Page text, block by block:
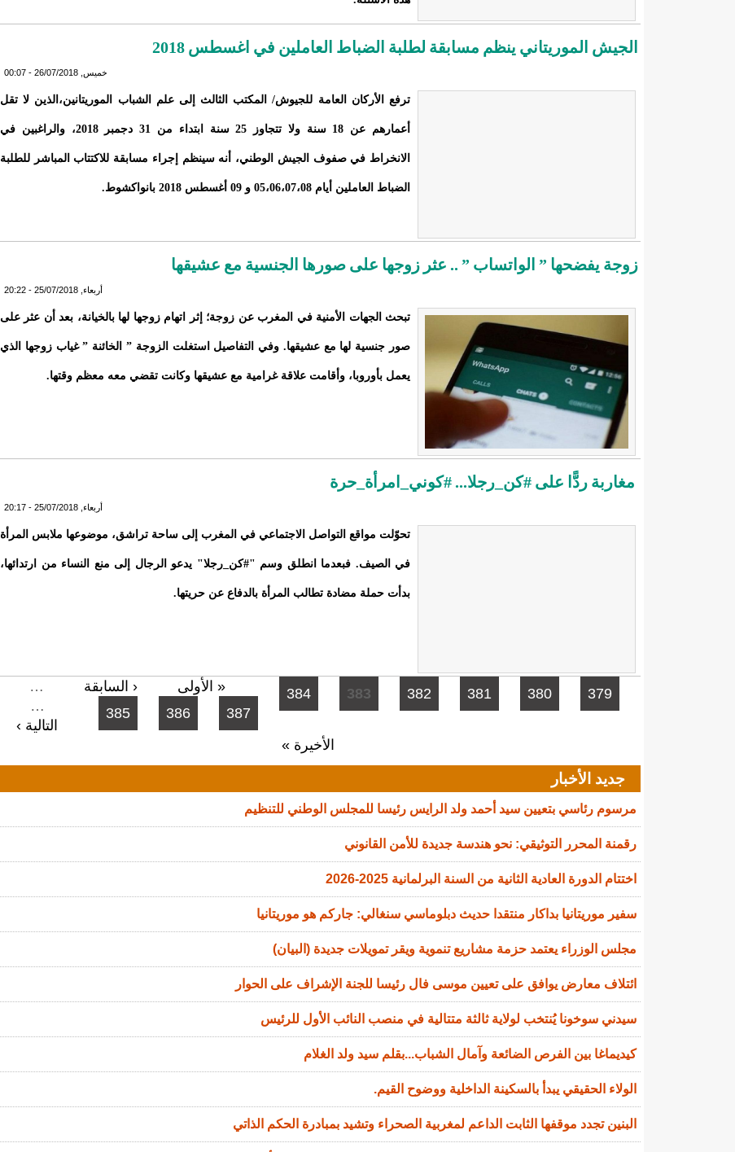
الجيش الموريتاني ينظم مسابقة لطلبة الضباط العاملين في اغسطس 2018
خميس, 26/07/2018 - 00:07
ترفع الأركان العامة للجيوش/ المكتب الثالث إلى علم الشباب الموريتانين،الذين لا تقل
أعمارهم عن 18 سنة ولا تتجاوز 25 سنة ابتداء من 31 دجمبر 2018، والراغبين في
الانخراط في صفوف الجيش الوطني، أنه سينظم إجراء مسابقة للاكتتاب المباشر للطلبة
الضباط العاملين أيام 05،06،07،08 و 09 أغسطس 2018 بانواكشوط.
زوجة يفضحها ” الواتساب ” .. عثر زوجها على صورها الجنسية مع عشيقها
أربعاء, 25/07/2018 - 20:22
تبحث الجهات الأمنية في المغرب عن زوجة؛ إثر اتهام زوجها لها بالخيانة، بعد أن عثر على
صور جنسية لها مع عشيقها. وفي التفاصيل استغلت الزوجة ” الخائنة ” غياب زوجها الذي
يعمل بأوروبا، وأقامت علاقة غرامية مع عشيقها وكانت تقضي معه معظم وقتها.
مغاربة ردًّا على #كن_رجلا... ‫#‏كوني_امرأة_حرة
أربعاء, 25/07/2018 - 20:17
تحوّلت مواقع التواصل الاجتماعي في المغرب إلى ساحة تراشق، موضوعها ملابس المرأة
في الصيف. فبعدما انطلق وسم "#كن_رجلا" يدعو الرجال إلى منع النساء من ارتدائها،
بدأت حملة مضادة تطالب المرأة بالدفاع عن حريتها.
الصفحات « الأولى ‹ السابقة … 379
380
381
382
383
384
385
386 387
…
التالية ›
الأخيرة »
جديد الأخبار
مرسوم رئاسي بتعيين سيد أحمد ولد الرايس رئيسا للمجلس الوطني للتنظيم
رقمنة المحرر التوثيقي: نحو هندسة جديدة للأمن القانوني
اختتام الدورة العادية الثانية من السنة البرلمانية 2025-2026
سفير موريتانيا بداكار منتقدا حديث دبلوماسي سنغالي: جاركم هو موريتانيا
مجلس الوزراء يعتمد حزمة مشاريع تنموية ويقر تمويلات جديدة (البيان)
ائتلاف معارض يوافق على تعيين موسى فال رئيسا للجنة الإشراف على الحوار
سيدني سوخونا يُنتخب لولاية ثالثة متتالية في منصب النائب الأول للرئيس
كيديماغا بين الفرص الضائعة وآمال الشباب...بقلم سيد ولد الغلام
الولاء الحقيقي يبدأ بالسكينة الداخلية ووضوح القيم.
البنين تجدد موقفها الثابت الداعم لمغربية الصحراء وتشيد بمبادرة الحكم الذاتي